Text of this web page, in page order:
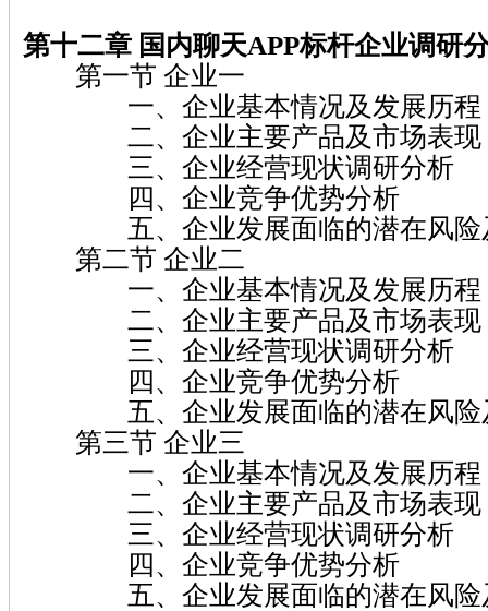
第十二章 国内聊天APP标杆企业调研
第一节 企业一
一、企业基本情况及发展历程
二、企业主要产品及市场表现
三、企业经营现状调研分析
四、企业竞争优势分析
五、企业发展面临的潜在风险
第二节 企业二
一、企业基本情况及发展历程
二、企业主要产品及市场表现
三、企业经营现状调研分析
四、企业竞争优势分析
五、企业发展面临的潜在风险
第三节 企业三
一、企业基本情况及发展历程
二、企业主要产品及市场表现
三、企业经营现状调研分析
四、企业竞争优势分析
五、企业发展面临的潜在风险